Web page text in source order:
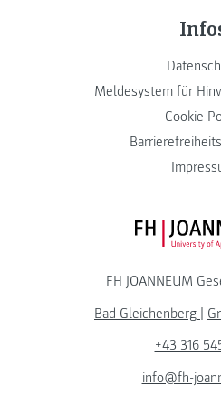
Meldesystem für
Cookie
FH JOANNEUM
Bad Gleichenberg |
+43 316
info@fh-